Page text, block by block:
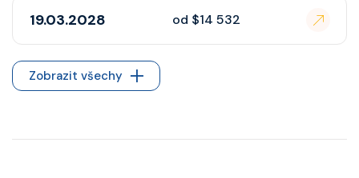
19.03.2028 od $14 532
Zobrazit všechy